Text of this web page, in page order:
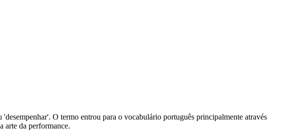
O termo entrou para o vocabulário português principalmente através
arte da performance.